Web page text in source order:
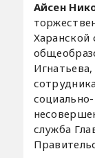
Айсен
Харанской
служба